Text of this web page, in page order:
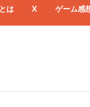
は X ゲーム感